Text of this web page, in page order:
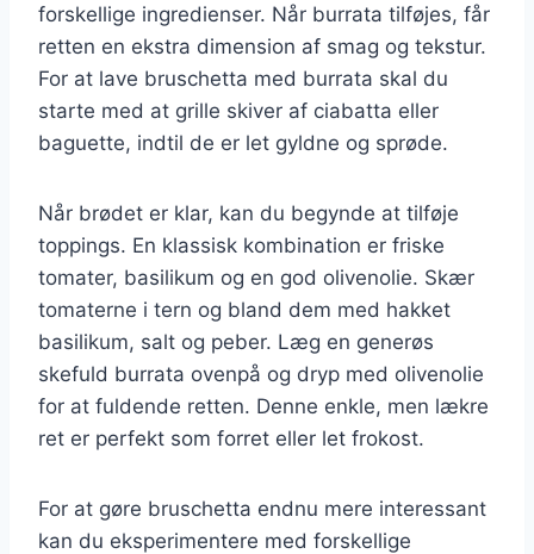
forskellige ingredienser. Når burrata tilføjes, får
retten en ekstra dimension af smag og tekstur.
For at lave bruschetta med burrata skal du
starte med at grille skiver af ciabatta eller
baguette, indtil de er let gyldne og sprøde.
Når brødet er klar, kan du begynde at tilføje
toppings. En klassisk kombination er friske
tomater, basilikum og en god olivenolie. Skær
tomaterne i tern og bland dem med hakket
basilikum, salt og peber. Læg en generøs
skefuld burrata ovenpå og dryp med olivenolie
for at fuldende retten. Denne enkle, men lækre
ret er perfekt som forret eller let frokost.
For at gøre bruschetta endnu mere interessant
kan du eksperimentere med forskellige